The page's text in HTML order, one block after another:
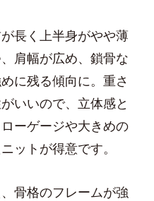
長く上半身がやや薄
肩幅が広め、鎖骨な
に残る傾向に。重さ
いいので、立体感と
ーゲージや大きめの
ットが得意です。
骨格のフレームが強